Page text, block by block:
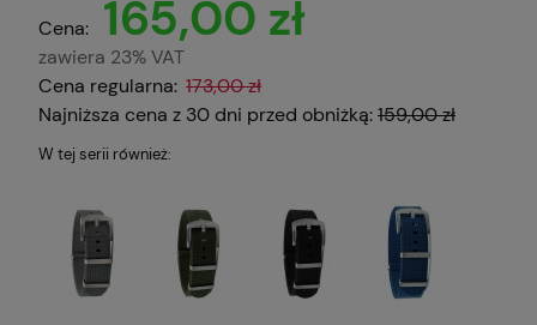
Cena: 165,00 zł
zawiera 23% VAT
Cena regularna: 173,00 zł
Najniższa cena z 30 dni przed obniżką:159,00 zł
W tej serii również: